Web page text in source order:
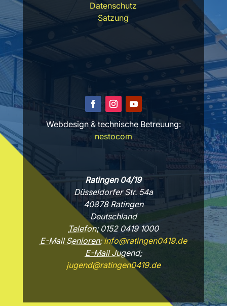
Datenschutz
Satzung
Webdesign & technische Betreuung:
nestocom
Ratingen 04/19
Düsseldorfer Str. 54a
40878 Ratingen
Deutschland
Telefon:0152 0419 1000
E-Mail Senioren:info@ratingen0419.de
E-Mail Jugend:
jugend@ratingen0419.de